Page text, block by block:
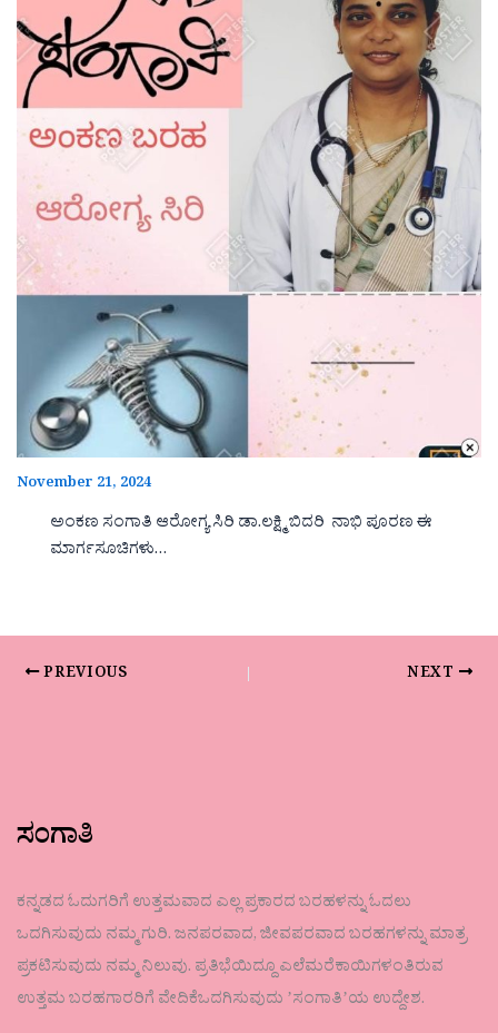
November 21, 2024
ಅಂಕಣ ಸಂಗಾತಿ ಆರೋಗ್ಯ ಸಿರಿ ಡಾ.ಲಕ್ಷ್ಮಿ ಬಿದರಿ ನಾಭಿ ಪೂರಣ ಈ
ಮಾರ್ಗಸೂಚಿಗಳು…
PREVIOUS NEXT
ಸಂಗಾತಿ
ಕನ್ನಡದ ಓದುಗರಿಗೆ ಉತ್ತಮವಾದ ಎಲ್ಲ ಪ್ರಕಾರದ ಬರಹಳನ್ನು ಓದಲು
ಒದಗಿಸುವುದು ನಮ್ಮ ಗುರಿ. ಜನಪರವಾದ, ಜೀವಪರವಾದ ಬರಹಗಳನ್ನು ಮಾತ್ರ
ಪ್ರಕಟಿಸುವುದು ನಮ್ಮ ನಿಲುವು. ಪ್ರತಿಭೆಯಿದ್ದೂ ಎಲೆಮರೆಕಾಯಿಗಳಂತಿರುವ
ಉತ್ತಮ ಬರಹಗಾರರಿಗೆ ವೇದಿಕೆಒದಗಿಸುವುದು ʼಸಂಗಾತಿʼಯ ಉದ್ದೇಶ.